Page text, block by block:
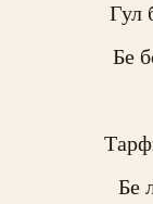
Гул
Бе
Бе